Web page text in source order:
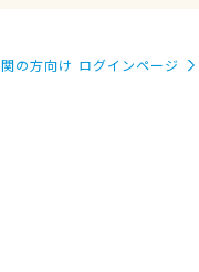
の方向け ログインページ